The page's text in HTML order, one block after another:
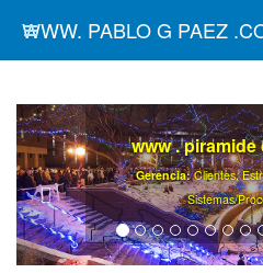
WWW. PABLO G PAEZ
www .
Gerencia:Clientes,
Sistemas/